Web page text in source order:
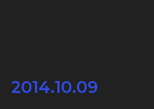
2014.10.09